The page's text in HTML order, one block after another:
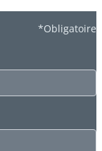
*Obligatoire